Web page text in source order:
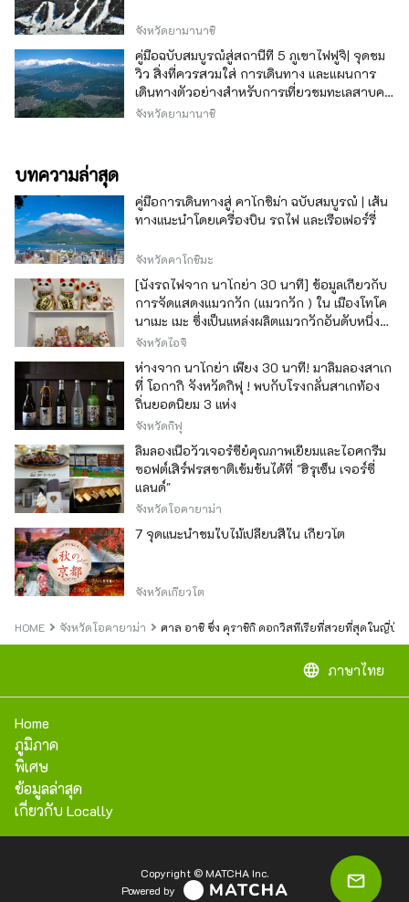
จังหวัดยามานาชิ
คู่มือฉบับสมบูรณ์สู่สถานีที่ 5 ภูเขาไฟฟูจิ| จุดชม
วิว สิ่งที่ควรสวมใส่ การเดินทาง และแผนการ
เดินทางตัวอย่างสำหรับการเที่ยวชมทะเลสาบคา
วากุจิ
จังหวัดยามานาชิ
บทความล่าสุด
คู่มือการเดินทางสู่ คาโกชิม่า ฉบับสมบูรณ์ | เส้น
ทางแนะนำโดยเครื่องบิน รถไฟ และเรือเฟอร์รี่
จังหวัดคาโกชิมะ
[นั่งรถไฟจาก นาโกย่า 30 นาที] ข้อมูลเกี่ยวกับ
การจัดแสดงแมวกวัก (แมวกวัก ) ใน เมืองโทโค
นาเมะ เมะ ซึ่งเป็นแหล่งผลิตแมวกวักอันดับหนึ่ง
ของญี่ปุ่น
จังหวัดไอจิ
ห่างจาก นาโกย่า เพียง 30 นาที! มาลิ้มลองสาเก
ที่ โอกากิ จังหวัดกิฟุ ! พบกับโรงกลั่นสาเกท้อง
ถิ่นยอดนิยม 3 แห่ง
จังหวัดกิฟุ
ลิ้มลองเนื้อวัวเจอร์ซีย์คุณภาพเยี่ยมและไอศกรีม
ซอฟต์เสิร์ฟรสชาติเข้มข้นได้ที่ "ฮิรุเซ็น เจอร์ซี่
แลนด์"
จังหวัดโอคายาม่า
7 จุดแนะนำชมใบไม้เปลี่ยนสีใน เกียวโต
จังหวัดเกียวโต
HOME จังหวัดโอคายาม่า ศาล อาชิ ซึ่ง คุราชิกิ ดอกวิสทีเรียที่สวยที่สุดในญี่ปุ่
language ภาษาไทย
Home
ภูมิภาค
พิเศษ
ข้อมูลล่าสุด
เกี่ยวกับ Locally
Copyright © MATCHA Inc.
Powered by